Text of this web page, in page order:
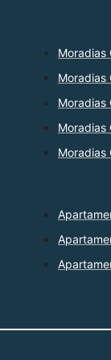
Moradias
Moradias
Moradias
Moradias
Moradias